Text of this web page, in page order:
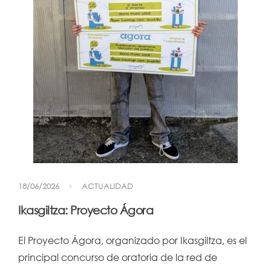
18/06/2026 ACTUALIDAD
Ikasgiltza: Proyecto Ágora
El Proyecto Ágora, organizado por Ikasgiltza, es el
principal concurso de oratoria de la red de